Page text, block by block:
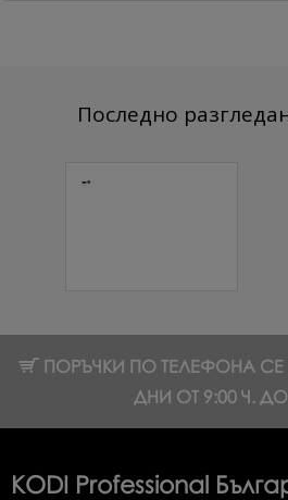
Последно
ПОРЪЧКИ ПО ТЕЛЕФОНА СЕ
ДНИ ОТ 9:00 Ч. ДО
KODI Professional